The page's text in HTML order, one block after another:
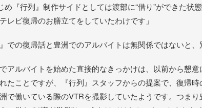
め『行列』制作サイドとしては渡部に“借り”ができた状
レビ復帰のお膳立てをしていたわけです」
での復帰話と豊洲でのアルバイトは無関係ではないと、
でアルバイトを始めた直接的なきっかけは、以前から懇
たことですが、『行列』スタッフからの提案で、復帰
で働いている際のVTRを撮影していたようです。つまり